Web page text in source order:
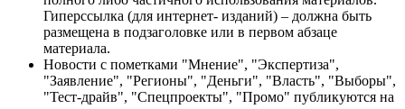
Гиперссылка (для интернет- изданий) – должна быть
размещена в подзаголовке или в первом абзаце
материала.
Новости с пометками "Мнение", "Экспертиза",
"Заявление", "Регионы", "Деньги", "Власть", "Выборы",
"Тест-драйв", "Спецпроекты", "Промо" публикуются на